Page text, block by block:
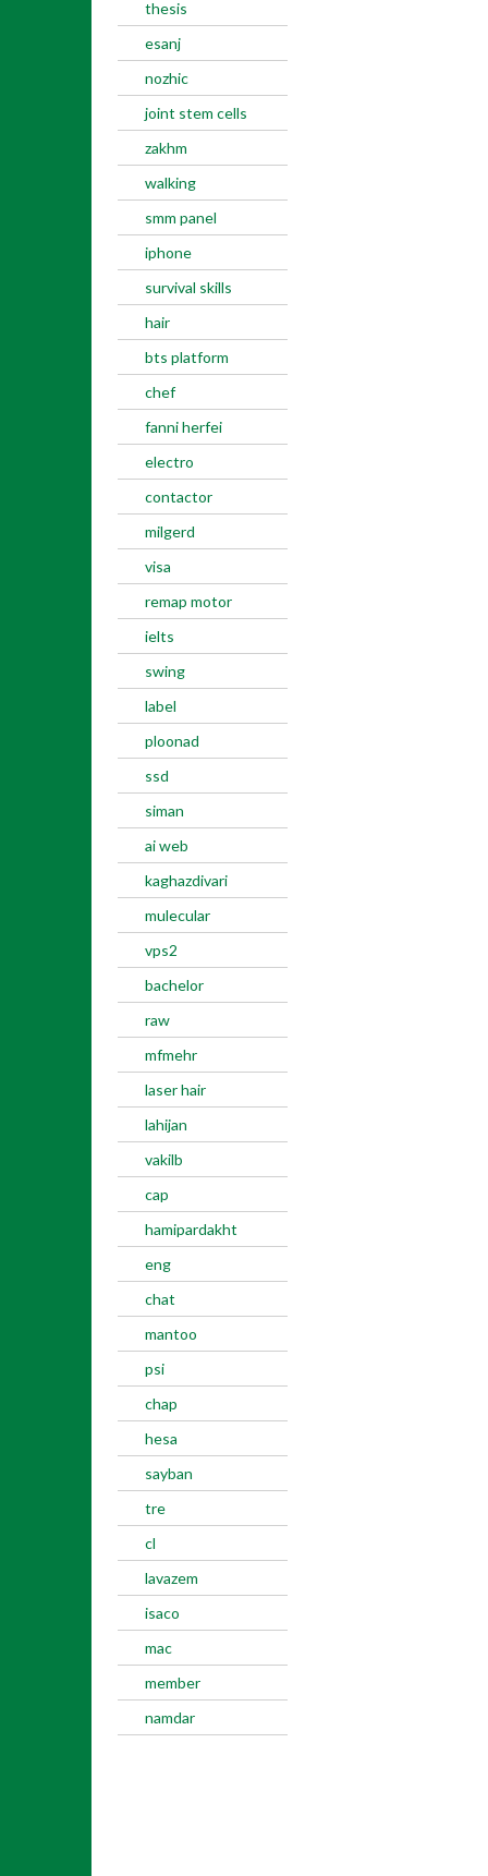
thesis
esanj
nozhic
joint stem cells
zakhm
walking
smm panel
iphone
survival skills
hair
bts platform
chef
fanni herfei
electro
contactor
milgerd
visa
remap motor
ielts
swing
label
ploonad
ssd
siman
ai web
kaghazdivari
mulecular
vps2
bachelor
raw
mfmehr
laser hair
lahijan
vakilb
cap
hamipardakht
eng
chat
mantoo
psi
chap
hesa
sayban
tre
cl
lavazem
isaco
mac
member
namdar